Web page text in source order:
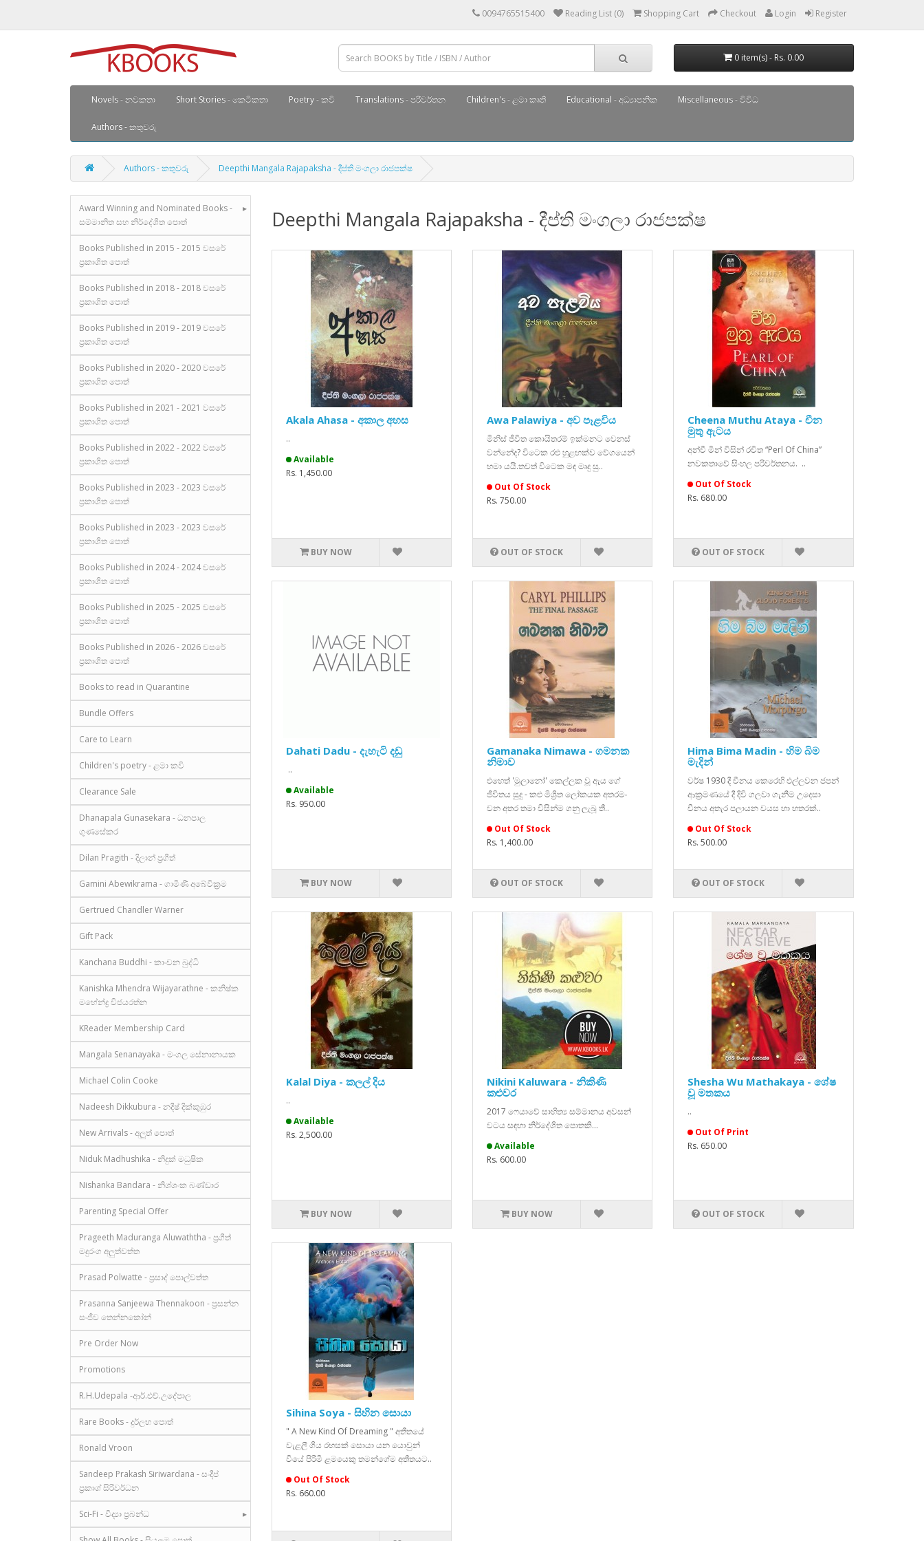
0094765515400 Reading List (0) Shopping Cart Checkout Login Register
0 item(s) - Rs. 0.00
Novels - නවකතා Short Stories - කෙටිකතා Poetry - කවි Translations - පරිවර්තන Children's - ළමා කෘති Educational - අධ්‍යාපනික Miscellaneous - විවිධ
Authors - කතුවරු
Authors - කතුවරු Deepthi Mangala Rajapaksha - දීප්ති මංගලා රාජපක්ෂ
Award Winning and Nominated Books -
සම්මානිත සහ නිර්දේශිත පොත්
Books Published in 2015 - 2015 වසරේ
ප්‍රකාශිත පොත්
Books Published in 2018 - 2018 වසරේ
ප්‍රකාශිත පොත්
Books Published in 2019 - 2019 වසරේ
ප්‍රකාශිත පොත්
Books Published in 2020 - 2020 වසරේ
ප්‍රකාශිත පොත්
Books Published in 2021 - 2021 වසරේ
ප්‍රකාශිත පොත්
Books Published in 2022 - 2022 වසරේ
ප්‍රකාශිත පොත්
Books Published in 2023 - 2023 වසරේ
ප්‍රකාශිත පොත්
Books Published in 2023 - 2023 වසරේ
ප්‍රකාශිත පොත්
Books Published in 2024 - 2024 වසරේ
ප්‍රකාශිත පොත්
Books Published in 2025 - 2025 වසරේ
ප්‍රකාශිත පොත්
Books Published in 2026 - 2026 වසරේ
ප්‍රකාශිත පොත්
Books to read in Quarantine
Bundle Offers
Care to Learn
Children's poetry - ළමා කවි
Clearance Sale
Dhanapala Gunasekara - ධනපාල
ගුණසේකර
Dilan Pragith - දිලාන් ප්‍රගීත්
Gamini Abewikrama - ගාමිණී අබේවික්‍රම
Gertrued Chandler Warner
Gift Pack
Kanchana Buddhi - කාංචන බුද්ධි
Kanishka Mhendra Wijayarathne - කනිෂ්ක
මහේන්ද්‍ර විජයරත්න
KReader Membership Card
Mangala Senanayaka - මංගල සේනානායක
Michael Colin Cooke
Nadeesh Dikkubura - නදීෂ් දික්කුඹුර
New Arrivals - අලුත් පොත්
Niduk Madhushika - නිදුක් මධුෂික
Nishanka Bandara - නිශ්ශංක බණ්ඩාර
Parenting Special Offer
Prageeth Maduranga Aluwaththa - ප්‍රගීත්
මදුරංග අලුත්වත්ත
Prasad Polwatte - ප්‍රසාද් පොල්වත්ත
Prasanna Sanjeewa Thennakoon - ප්‍රසන්න
සංජීව තෙන්නකෝන්
Pre Order Now
Promotions
R.H.Udepala -ආර්.එච්.උදේපාල
Rare Books - දුර්ලභ පොත්
Ronald Vroon
Sandeep Prakash Siriwardana - සංදීප්
ප්‍රකාශ් සිරිවර්ධන
Sci-Fi - විද්‍යා ප්‍රබන්ධ
Deepthi Mangala Rajapaksha - දීප්ති මංගලා රාජපක්ෂ
Akala Ahasa - අකාල අහස
..
Available
Rs. 1,450.00
BUY NOW
Awa Palawiya - අව පෑළවිය
මිනිස් ජීවිත කොයිතරම් ඉක්මනට වෙනස්
වන්නේද? විටෙක රළු හුළඟක්ව වේගයෙන්
හමා යයි.තවත් විටෙක මඳ මෘදු සු..
Out Of Stock
Rs. 750.00
OUT OF STOCK
Cheena Muthu Ataya - චීන
මුතු ඇටය
අන්චී මින් විසින් රචිත “Perl Of China”
නවකතාවේ සිංහල පරිවර්තනය. ..
Out Of Stock
Rs. 680.00
OUT OF STOCK
Dahati Dadu - දැහැටි දඩු
..
Available
Rs. 950.00
BUY NOW
Gamanaka Nimawa - ගමනක
නිමාව
එහෙත් 'මුලානෝ' කෙල්ලක වූ ඇය ගේ
ජීවිතය සුදු - කළු මිශ්‍රිත ලෝකයක අතරමං
වන අතර තමා විසින්ම ගනු ලැබූ තී..
Out Of Stock
Rs. 1,400.00
OUT OF STOCK
Hima Bima Madin - හිම බිම
මැදින්
වර්ෂ 1930 දී චීනය කෙරෙහි එල්ලවන ජපන්
ආක්‍රමණයේ දී දිවි ගලවා ගැනීම උදෙසා
චීනය අතැර පලායන වයස හා හතරක්..
Out Of Stock
Rs. 500.00
OUT OF STOCK
Kalal Diya - කලල් දිය
..
Available
Rs. 2,500.00
BUY NOW
Nikini Kaluwara - නිකිණි
කළුවර
2017 ෆෙයාවේ සාහිත්‍ය සම්මානය අවසන්
වටය සඳහා නිර්දේශිත පොතකි...
Available
Rs. 600.00
BUY NOW
Shesha Wu Mathakaya - ශේෂ
වූ මතකය
..
Out Of Print
Rs. 650.00
OUT OF STOCK
Sihina Soya - සිහින සොයා
" A New Kind Of Dreaming " අතීතයේ
වැළලී ගිය රහසක් සොයා යන යොවුන්
වියේ පිරිමි ළමයෙකු තමන්ගේම අතීතයට..
Out Of Stock
Rs. 660.00